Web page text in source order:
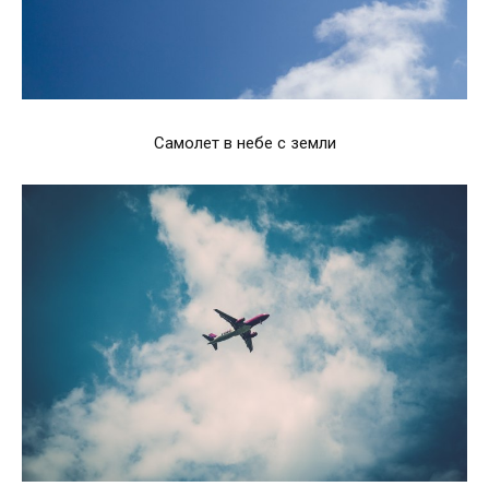
Самолет в небе с земли